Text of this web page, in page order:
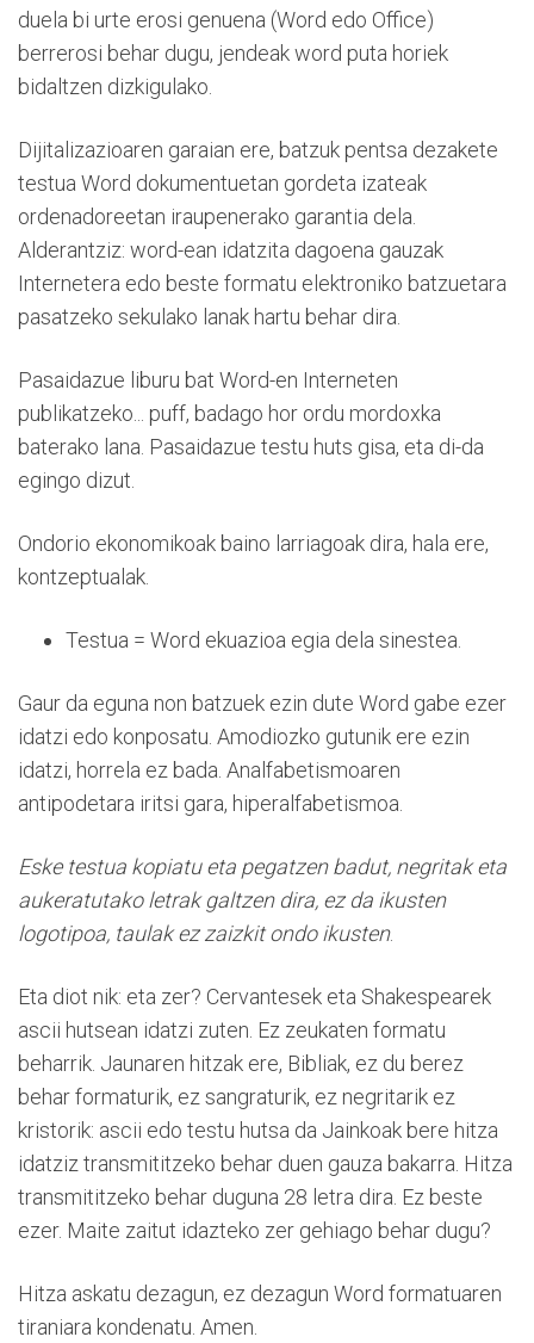
duela bi urte erosi genuena (Word edo Office)
berrerosi behar dugu, jendeak word puta horiek
bidaltzen dizkigulako.
Dijitalizazioaren garaian ere, batzuk pentsa dezakete
testua Word dokumentuetan gordeta izateak
ordenadoreetan iraupenerako garantia dela.
Alderantziz: word-ean idatzita dagoena gauzak
Internetera edo beste formatu elektroniko batzuetara
pasatzeko sekulako lanak hartu behar dira.
Pasaidazue liburu bat Word-en Interneten
publikatzeko... puff, badago hor ordu mordoxka
baterako lana. Pasaidazue testu huts gisa, eta di-da
egingo dizut.
Ondorio ekonomikoak baino larriagoak dira, hala ere,
kontzeptualak.
Testua = Word ekuazioa egia dela sinestea.
Gaur da eguna non batzuek ezin dute Word gabe ezer
idatzi edo konposatu. Amodiozko gutunik ere ezin
idatzi, horrela ez bada. Analfabetismoaren
antipodetara iritsi gara, hiperalfabetismoa.
Eske testua kopiatu eta pegatzen badut, negritak eta
aukeratutako letrak galtzen dira, ez da ikusten
logotipoa, taulak ez zaizkit ondo ikusten.
Eta diot nik: eta zer? Cervantesek eta Shakespearek
ascii hutsean idatzi zuten. Ez zeukaten formatu
beharrik. Jaunaren hitzak ere, Bibliak, ez du berez
behar formaturik, ez sangraturik, ez negritarik ez
kristorik: ascii edo testu hutsa da Jainkoak bere hitza
idatziz transmititzeko behar duen gauza bakarra. Hitza
transmititzeko behar duguna 28 letra dira. Ez beste
ezer. Maite zaitut idazteko zer gehiago behar dugu?
Hitza askatu dezagun, ez dezagun Word formatuaren
tiraniara kondenatu. Amen.